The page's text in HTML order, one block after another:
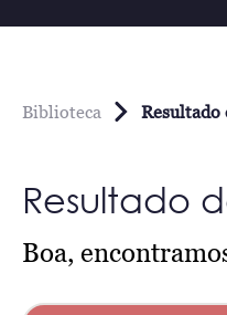
Biblioteca Resultado
Resultado
Boa,